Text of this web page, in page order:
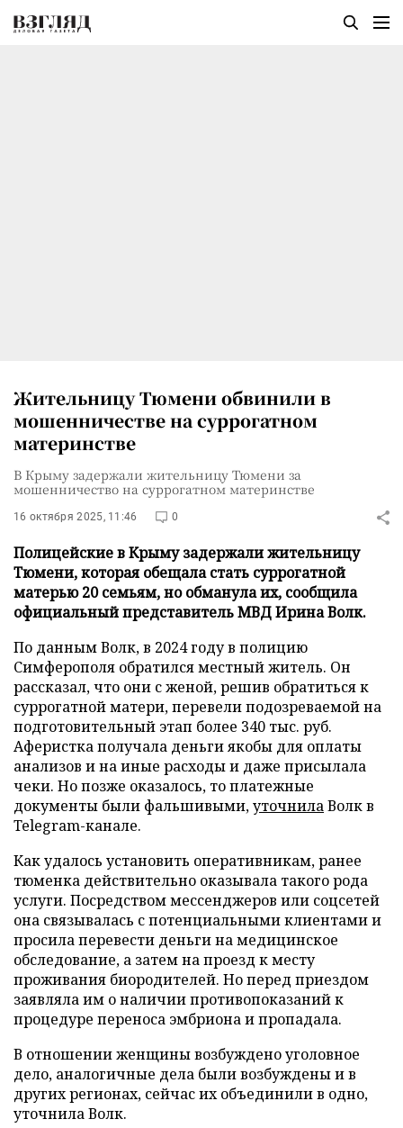
Жительницу Тюмени обвинили в
мошенничестве на суррогатном
материнстве
В Крыму задержали жительницу Тюмени за
мошенничество на суррогатном материнстве
16 октября 2025, 11:46 0
Полицейские в Крыму задержали жительницу
Тюмени, которая обещала стать суррогатной
матерью 20 семьям, но обманула их, сообщила
официальный представитель МВД Ирина Волк.
По данным Волк, в 2024 году в полицию
Симферополя обратился местный житель. Он
рассказал, что они с женой, решив обратиться к
суррогатной матери, перевели подозреваемой на
подготовительный этап более 340 тыс. руб.
Аферистка получала деньги якобы для оплаты
анализов и на иные расходы и даже присылала
чеки. Но позже оказалось, то платежные
документы были фальшивыми,уточнилаВолк в
Telegram-канале.
Как удалось установить оперативникам, ранее
тюменка действительно оказывала такого рода
услуги. Посредством мессенджеров или соцсетей
она связывалась с потенциальными клиентами и
просила перевести деньги на медицинское
обследование, а затем на проезд к месту
проживания биородителей. Но перед приездом
заявляла им о наличии противопоказаний к
процедуре переноса эмбриона и пропадала.
В отношении женщины возбуждено уголовное
дело, аналогичные дела были возбуждены и в
других регионах, сейчас их объединили в одно,
уточнила Волк.